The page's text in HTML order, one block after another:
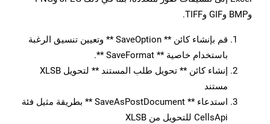
وBMP وGIF وTIFF.
قم بإنشاء كائن ** SaveOption ** وتعيين تنسيق الرغبة
باستخدام خاصية ** SaveFormat **.
إنشاء كائن ** تحويل طلب المستند ** لتحويل XLSB
مستند
استدعاء ** SaveAsPostDocument ** بطريقة مثيل فئة
CellsApi للتحويل من XLSB